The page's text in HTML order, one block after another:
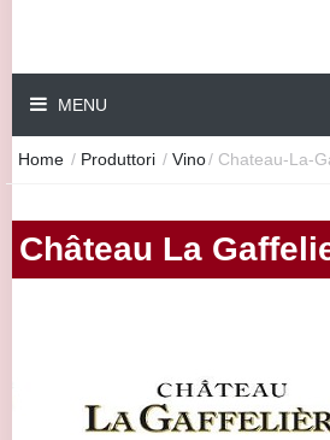
MENU
Home / Produttori / Vino/ Chateau-La-
Château La